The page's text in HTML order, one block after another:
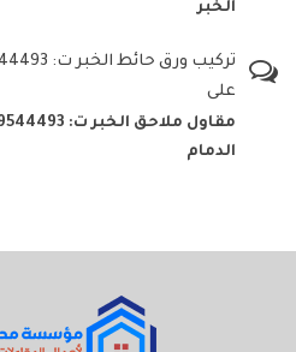
الخبر
تركيب ورق حائط الخبر ت: 0509544493- افضل ورق حائط الخبر
على
الدمام